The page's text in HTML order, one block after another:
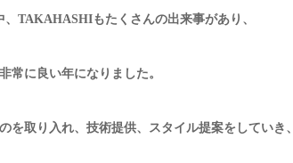
TAKAHASHIもたくさんの出来事があり、
常に良い年になりました。
を取り入れ、技術提供、スタイル提案をしていき、